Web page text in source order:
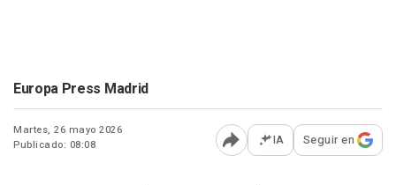
Europa Press Madrid
Martes, 26 mayo 2026
Publicado: 08:08
Abrir opciones para
IA Seguir en